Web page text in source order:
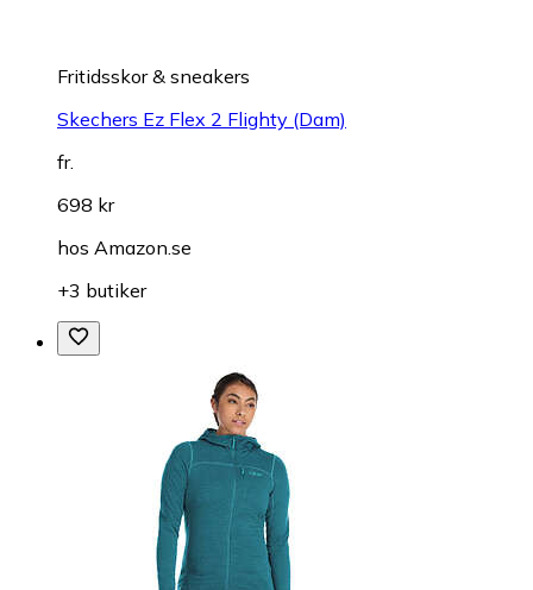
Fritidsskor & sneakers
Skechers Ez Flex 2 Flighty (Dam)
fr.
698 kr
hos Amazon.se
+3 butiker